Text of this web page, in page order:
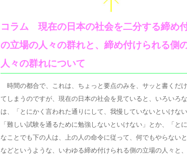
コラム 現在の日本の社会を二分する締め
の立場の人々の群れと、締め付けられる側
人々の群れについて
時間の都合で、これは、ちょっと要点のみを、サッと書くだ
てしまうのですが、現在の日本の社会を見ていると、いろいろ
は、「とにかく言われた通りにして、我慢していないといけない
「難しい試験を通るために勉強しないといけない」とか、「と
なことでも下の人は、上の人の命令に従って、何でもやらないと
などというような、いわゆる締め付けられる側の立場の人々と